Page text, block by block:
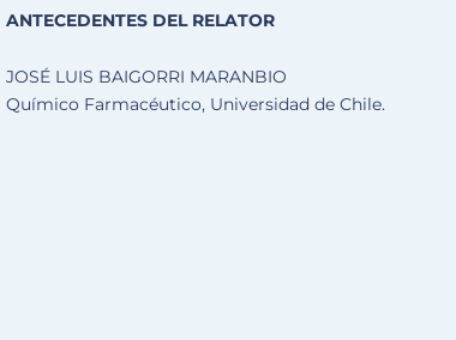
ANTECEDENTES DEL RELATOR
JOSÉ LUIS BAIGORRI MARANBIO
Químico Farmacéutico, Universidad de Chile.